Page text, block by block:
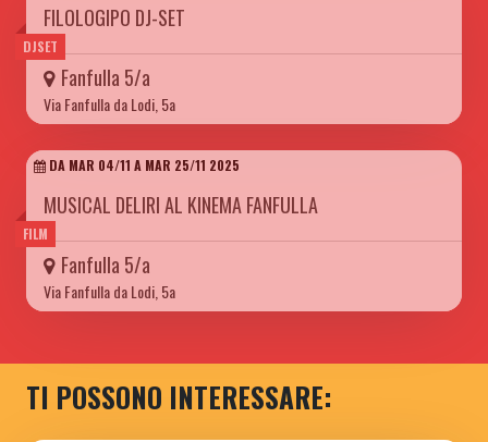
DJSET
FILOLOGIPO DJ-SET
Fanfulla 5/a
Via Fanfulla da Lodi, 5a
FILM
DA MAR 04/11 A MAR 25/11 2025
MUSICAL DELIRI AL KINEMA FANFULLA
Fanfulla 5/a
Via Fanfulla da Lodi, 5a
TI POSSONO INTERESSARE: